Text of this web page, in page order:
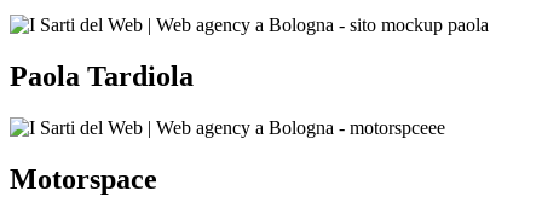
Paola Tardiola
Motorspace